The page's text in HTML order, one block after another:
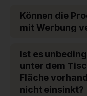
Können die
mit Werbung
Ist es
unter dem
Fläche
nicht einsinkt?